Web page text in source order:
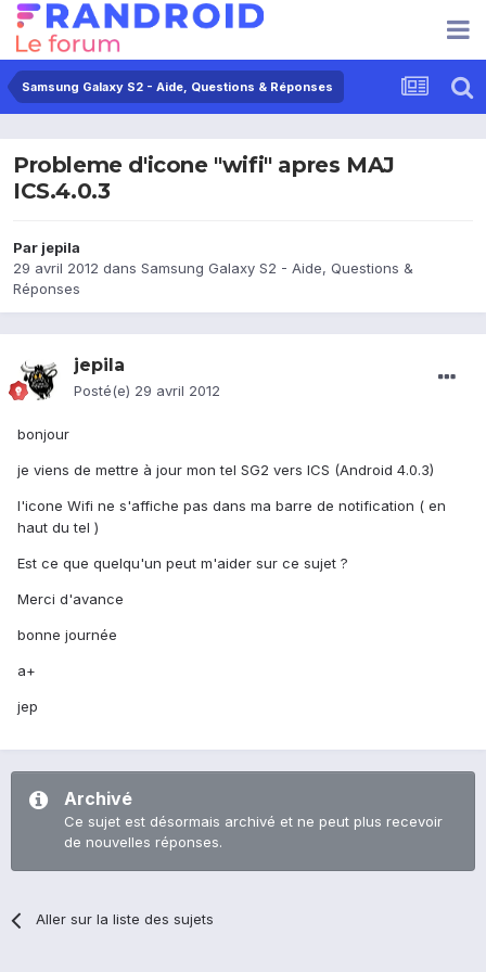
Samsung Galaxy S2 - Aide, Questions & Réponses
Probleme d'icone "wifi" apres MAJ
ICS.4.0.3
Par jepila
29 avril 2012 dans Samsung Galaxy S2 - Aide, Questions &
Réponses
jepila
Posté(e) 29 avril 2012
bonjour
je viens de mettre à jour mon tel SG2 vers ICS (Android 4.0.3)
l'icone Wifi ne s'affiche pas dans ma barre de notification ( en
haut du tel )
Est ce que quelqu'un peut m'aider sur ce sujet ?
Merci d'avance
bonne journée
a+
jep
Archivé
Ce sujet est désormais archivé et ne peut plus recevoir
de nouvelles réponses.
Aller sur la liste des sujets